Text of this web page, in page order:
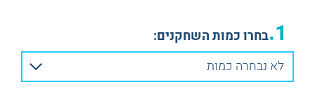
1. בחרו כמות השחקנים:
לא נבחרה כמות